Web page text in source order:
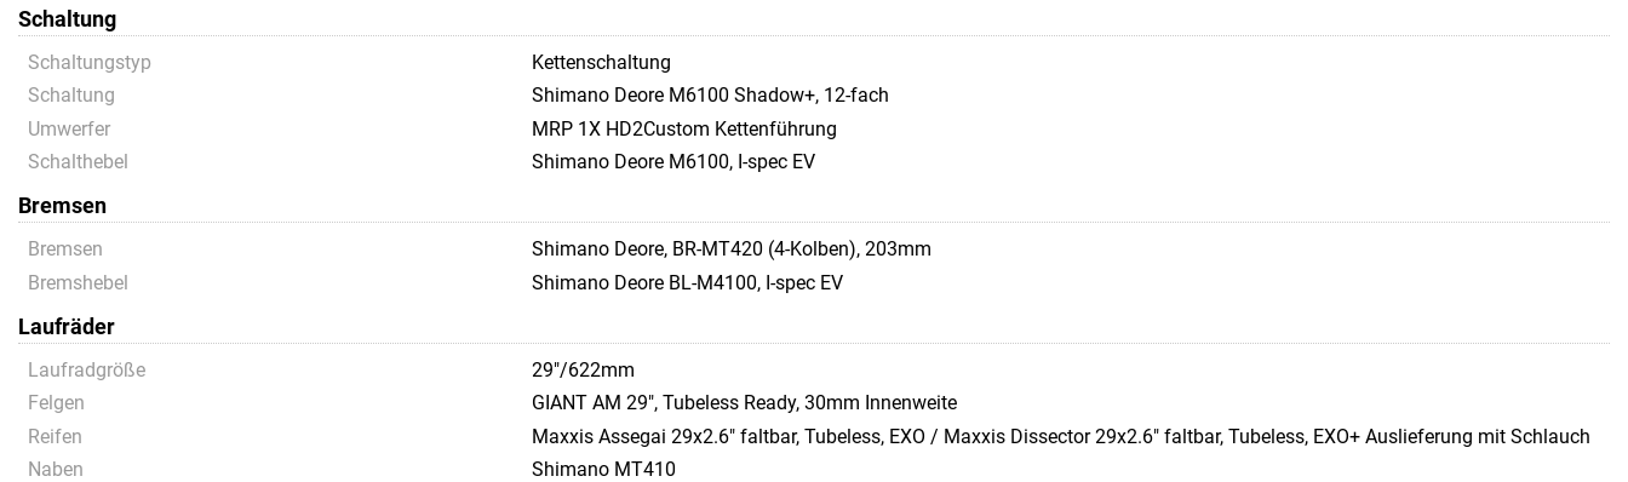
Schaltung
Schaltungstyp
Kettenschaltung
Schaltung
Shimano Deore M6100 Shadow+, 12-fach
Umwerfer
MRP 1X HD2Custom Kettenführung
Schalthebel
Shimano Deore M6100, I-spec EV
Bremsen
Bremsen
Shimano Deore, BR-MT420 (4-Kolben), 203mm
Bremshebel
Shimano Deore BL-M4100, I-spec EV
Laufräder
Laufradgröße
29"/622mm
Felgen
GIANT AM 29", Tubeless Ready, 30mm Innenweite
Reifen
Maxxis Assegai 29x2.6" faltbar, Tubeless, EXO / Maxxis Dissector 29x2.6" faltbar, Tubeless, EXO+ Auslieferung mit Schlauch
Naben
Shimano MT410